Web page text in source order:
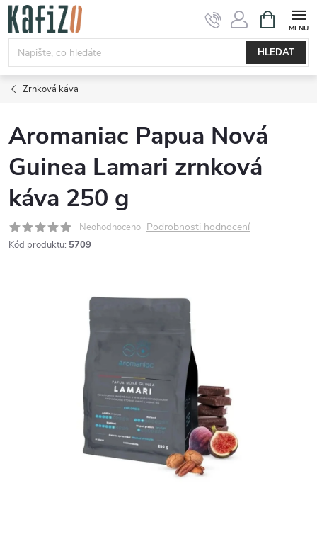
Přejít
obsah
HLEDAT
NÁKUPNÍ
KOŠÍK
Zrnková káva
Aromaniac Papua Nová
Guinea Lamari zrnková
káva 250 g
Neohodnoceno Podrobnosti hodnocení
Kód produktu: 5709